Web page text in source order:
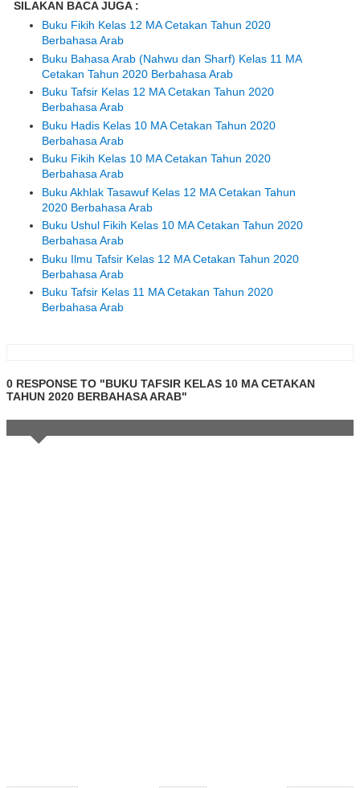
SILAKAN BACA JUGA :
Buku Fikih Kelas 12 MA Cetakan Tahun 2020
Berbahasa Arab
Buku Bahasa Arab (Nahwu dan Sharf) Kelas 11 MA
Cetakan Tahun 2020 Berbahasa Arab
Buku Tafsir Kelas 12 MA Cetakan Tahun 2020
Berbahasa Arab
Buku Hadis Kelas 10 MA Cetakan Tahun 2020
Berbahasa Arab
Buku Fikih Kelas 10 MA Cetakan Tahun 2020
Berbahasa Arab
Buku Akhlak Tasawuf Kelas 12 MA Cetakan Tahun
2020 Berbahasa Arab
Buku Ushul Fikih Kelas 10 MA Cetakan Tahun 2020
Berbahasa Arab
Buku Ilmu Tafsir Kelas 12 MA Cetakan Tahun 2020
Berbahasa Arab
Buku Tafsir Kelas 11 MA Cetakan Tahun 2020
Berbahasa Arab
0 RESPONSE TO "BUKU TAFSIR KELAS 10 MA CETAKAN
TAHUN 2020 BERBAHASA ARAB"